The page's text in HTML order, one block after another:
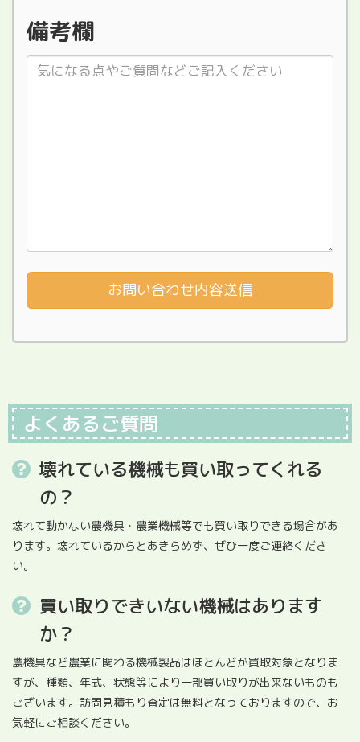
備考欄
お問い合わせ内容送信
よくあるご質問
壊れている機械も買い取ってくれる
の？
壊れて動かない農機具・農業機械等でも買い取りできる場合があ
ります。壊れているからとあきらめず、ぜひ一度ご連絡くださ
い。
買い取りできいない機械はあります
か？
農機具など農業に関わる機械製品はほとんどが買取対象となりま
すが、種類、年式、状態等により一部買い取りが出来ないものも
ございます。訪問見積もり査定は無料となっておりますので、お
気軽にご相談ください。